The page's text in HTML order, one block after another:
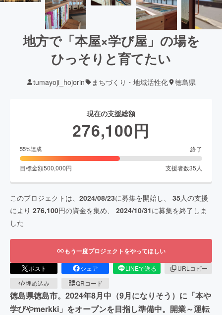
地方で「本屋×学び屋」の場を
ひっそりと育てたい
tumayoji_hojorin まちづくり・地域活性化 徳島県
現在の支援総額
276,100円
55%達成 終了
目標金額500,000円 支援者数35 人
このプロジェクトは、 2024/08/23に募集を開始し、 35人の支援
により 276,100円の資金を集め、 2024/10/31に募集を終了しま
した
もう一度プロジェクトをやってほしい
ポスト シェア LINEで送る
URLコピー
埋め込み
QRコード
徳島県徳島市。2024年8月中（9月になりそう）に「本や
学びやmerkki」をオープンを目指し準備中。開業～運転